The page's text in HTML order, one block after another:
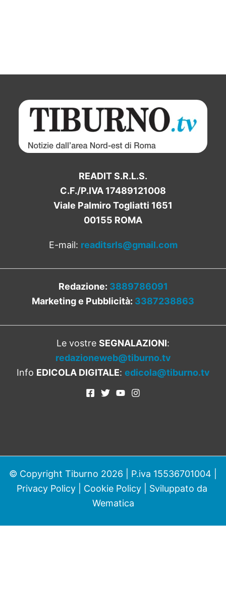
READIT S.R.L.S.
C.F./P.IVA 17489121008
Viale Palmiro Togliatti 1651
00155 ROMA
E-mail: readitsrls@gmail.com
Redazione: 3889786091
Marketing e Pubblicità: 3387238863
Le vostre SEGNALAZIONI:
redazioneweb@tiburno.tv
Info EDICOLA DIGITALE: edicola@tiburno.tv
© Copyright Tiburno 2026 | P.iva 15536701004 |
Privacy Policy| Cookie Policy| Sviluppato da
Wematica